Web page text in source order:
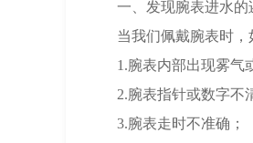
一、发现腕表进水的
当我们佩戴腕表时，如
1.腕表内部出现雾气
2.腕表指针或数字不
3.腕表走时不准确；